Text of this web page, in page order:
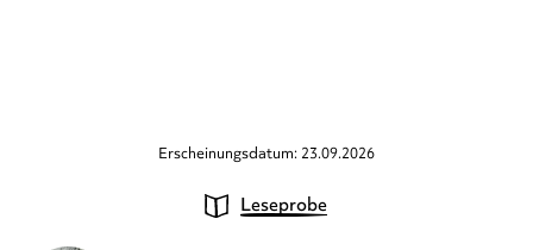
Erscheinungsdatum: 23.09.2026
Leseprobe